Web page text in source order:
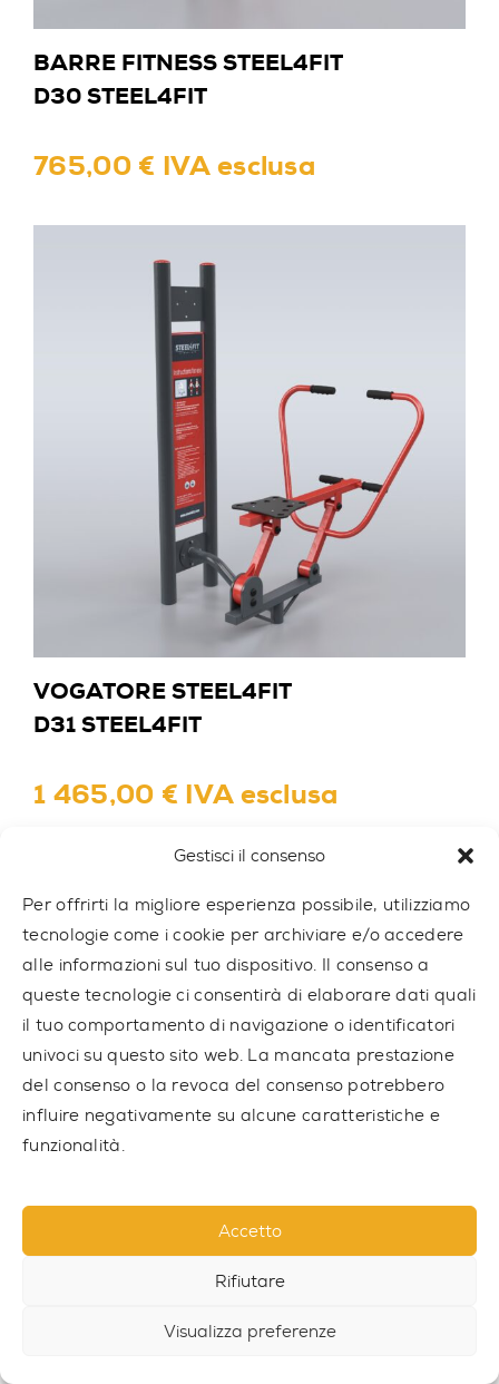
Gestisci il consenso
Per offrirti la migliore esperienza possibile, utilizziamo
tecnologie come i cookie per archiviare e/o accedere
alle informazioni sul tuo dispositivo. Il consenso a
queste tecnologie ci consentirà di elaborare dati quali
il tuo comportamento di navigazione o identificatori
univoci su questo sito web. La mancata prestazione
del consenso o la revoca del consenso potrebbero
influire negativamente su alcune caratteristiche e
funzionalità.
Accetto
Rifiutare
Visualizza preferenze
BARRE FITNESS STEEL4FIT
D30 STEEL4FIT
765,00 € IVA esclusa
VOGATORE STEEL4FIT
D31 STEEL4FIT
1 465,00 € IVA esclusa
PILONE STEEL4FIT